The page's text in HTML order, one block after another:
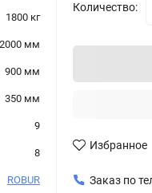
1800 кг
2000 мм
900 мм
350 мм
9
8
ROBUR
Количество:
Избранное
Заказ по